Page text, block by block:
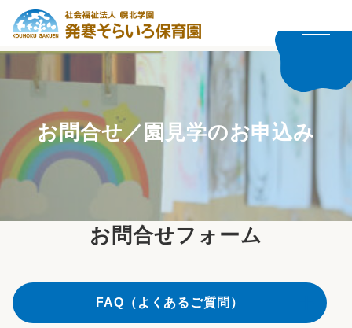
お問合せ／園見学のお申込み
お問合せフォーム
FAQ（よくあるご質問）